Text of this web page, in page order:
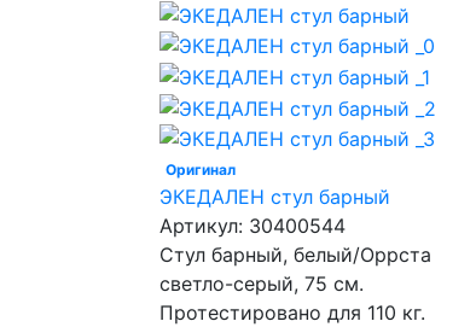
Оригинал
ЭКЕДАЛЕН стул барный
Артикул: 30400544
Стул барный, белый/Оррста
светло-серый, 75 см.
Протестировано для 110 кг.